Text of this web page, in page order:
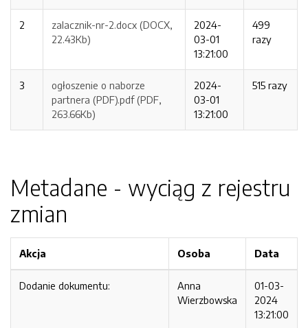
2
zalacznik-nr-2.docx (DOCX,
22.43Kb)
2024-
03-01
13:21:00
499
razy
3
ogłoszenie o naborze
partnera (PDF).pdf (PDF,
263.66Kb)
2024-
03-01
13:21:00
515 razy
Metadane - wyciąg z rejestru
zmian
Akcja Osoba Data
Dodanie dokumentu:
Anna
Wierzbowska
01-03-
2024
13:21:00